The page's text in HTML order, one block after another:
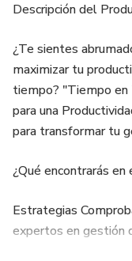
Descripción del
¿Te sientes
maximizar tu
tiempo? "Tiempo
para una
para transformar tu
¿Qué encontrarás
Estrategias
expertos en gestión